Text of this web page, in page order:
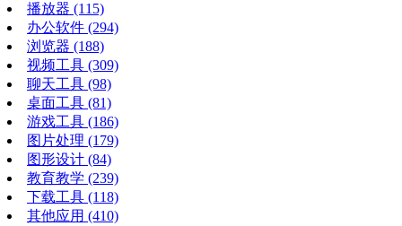
播放器 (115)
办公软件 (294)
浏览器 (188)
视频工具 (309)
聊天工具 (98)
桌面工具 (81)
游戏工具 (186)
图片处理 (179)
图形设计 (84)
教育教学 (239)
下载工具 (118)
其他应用 (410)